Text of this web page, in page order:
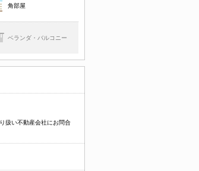
角部屋
ベランダ・バルコニー
扱い不動産会社にお問合